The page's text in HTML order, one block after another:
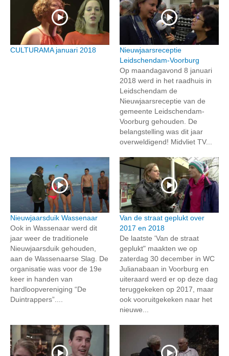
CULTURAMA januari 2018
Nieuwjaarsreceptie
Leidschendam-Voorburg
Op maandagavond 8 januari
2018 werd in het raadhuis in
Leidschendam de
Nieuwjaarsreceptie van de
gemeente Leidschendam-
Voorburg gehouden. De
belangstelling was dit jaar
overweldigend! Midvliet TV...
Nieuwjaarsduik Wassenaar
Ook in Wassenaar werd dit
jaar weer de traditionele
Nieuwjaarsduik gehouden,
aan de Wassenaarse Slag. De
organisatie was voor de 19e
keer in handen van
hardloopvereniging “De
Duintrappers”....
Van de straat geplukt over
2017 en 2018
De laatste 'Van de straat
geplukt" maakten we op
zaterdag 30 december in WC
Julianabaan in Voorburg en
uiteraard werd er op deze dag
teruggekeken op 2017, maar
ook vooruitgekeken naar het
nieuwe...